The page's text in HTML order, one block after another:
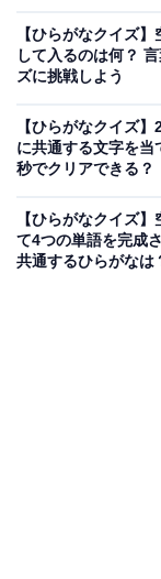
【ひらがなクイズ
して入るのは何？
ズに挑戦しよう
【ひらがなクイズ】
に共通する文字を当
秒でクリアできる？
【ひらがなクイズ
て4つの単語を完成
共通するひらがなは